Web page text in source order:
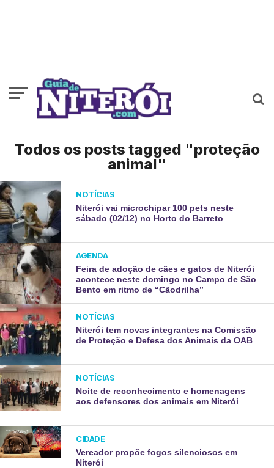
Todos os posts tagged "proteção
animal"
NOTÍCIAS
Niterói vai microchipar 100 pets neste
sábado (02/12) no Horto do Barreto
AGENDA
Feira de adoção de cães e gatos de Niterói
acontece neste domingo no Campo de São
Bento em ritmo de “Cãodrilha”
NOTÍCIAS
Niterói tem novas integrantes na Comissão
de Proteção e Defesa dos Animais da OAB
NOTÍCIAS
Noite de reconhecimento e homenagens
aos defensores dos animais em Niterói
CIDADE
Vereador propõe fogos silenciosos em
Niterói ​